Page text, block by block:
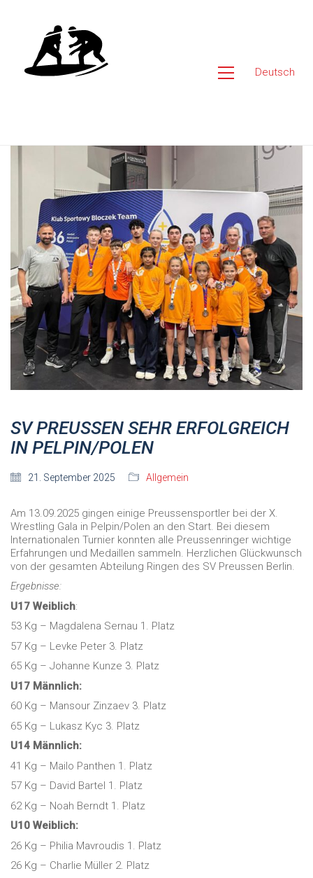
Deutsch
SV PREUSSEN SEHR ERFOLGREICH
IN PELPIN/POLEN
21. September 2025 Allgemein
Am 13.09.2025 gingen einige Preussensportler bei der X.
Wrestling Gala in Pelpin/Polen an den Start. Bei diesem
Internationalen Turnier konnten alle Preussenringer wichtige
Erfahrungen und Medaillen sammeln. Herzlichen Glückwunsch
von der gesamten Abteilung Ringen des SV Preussen Berlin.
Ergebnisse:
U17 Weiblich:
53 Kg – Magdalena Sernau 1. Platz
57 Kg – Levke Peter 3. Platz
65 Kg – Johanne Kunze 3. Platz
U17 Männlich:
60 Kg – Mansour Zinzaev 3. Platz
65 Kg – Lukasz Kyc 3. Platz
U14 Männlich:
41 Kg – Mailo Panthen 1. Platz
57 Kg – David Bartel 1. Platz
62 Kg – Noah Berndt 1. Platz
U10 Weiblich:
26 Kg – Philia Mavroudis 1. Platz
26 Kg – Charlie Müller 2. Platz